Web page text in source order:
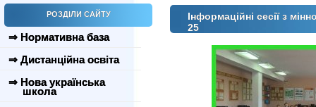
РОЗДІЛИ САЙТУ
⇒ Нормативна база
⇒ Дистанційна освіта
⇒ Нова українська
школа
Інформаційні сесії з
25